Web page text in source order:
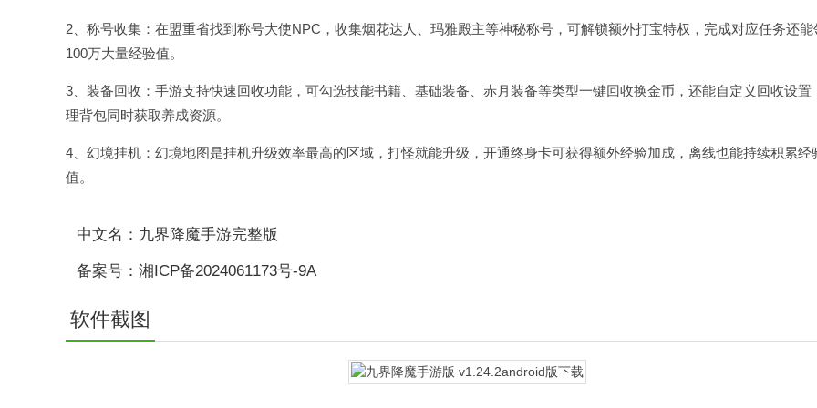
2、称号收集：在盟重省找到称号大使NPC，收集烟花达人、玛雅殿主等神秘称号，可解锁额外打宝特权，完成对应任务还能
100万大量经验值。
3、装备回收：手游支持快速回收功能，可勾选技能书籍、基础装备、赤月装备等类型一键回收换金币，还能自定义回收设置
理背包同时获取养成资源。
4、幻境挂机 ：幻境地图是挂机升级效率最高的区域，打怪就能升级，开通终身卡可获得额外经验加成，离线也能持续积累经
值。
中文名：九界降魔手游完整版
备案号：湘ICP备2024061173号-9A
软件截图